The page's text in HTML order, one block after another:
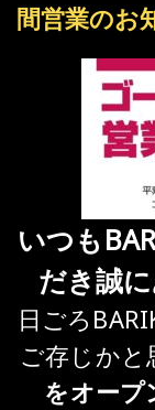
間営業のお
いつも
だき誠
日ごろ
ご存じかと
をオープ